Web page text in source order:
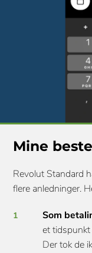
Mine
Revolut Standard
flere anledninger.
Som
et tidspunkt
Der tok de